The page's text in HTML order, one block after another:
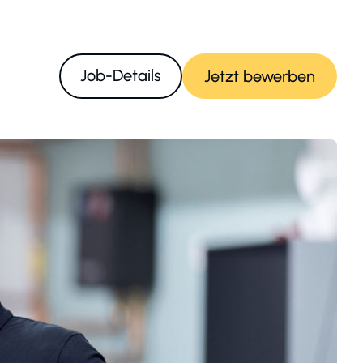
Job-Details Jetzt bewerben